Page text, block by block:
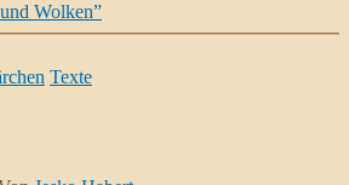
Wolken”
Texte